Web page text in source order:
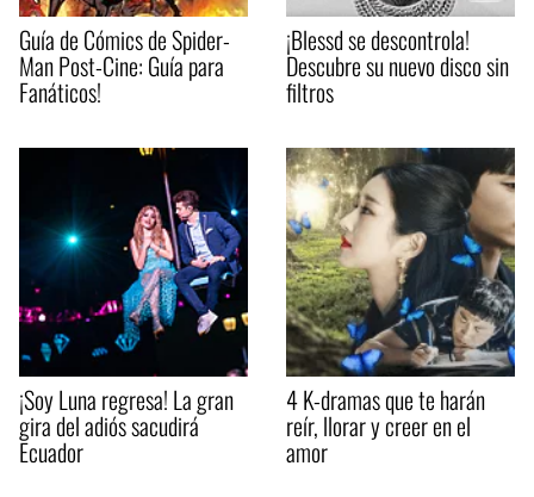
Guía de Cómics de Spider-
Man Post-Cine: Guía para
Fanáticos!
¡Blessd se descontrola!
Descubre su nuevo disco sin
filtros
¡Soy Luna regresa! La gran
gira del adiós sacudirá
Ecuador
4 K-dramas que te harán
reír, llorar y creer en el
amor